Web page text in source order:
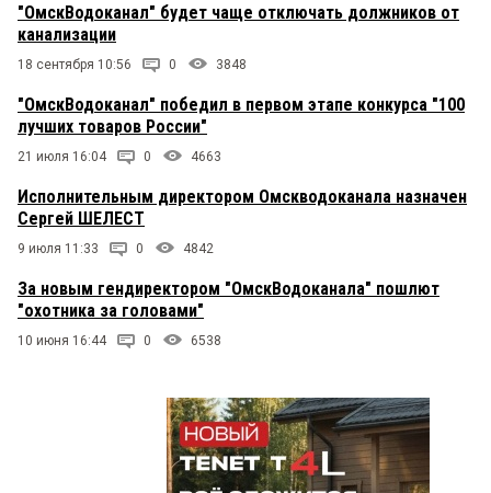
"ОмскВодоканал" будет чаще отключать должников от
канализации
18 сентября 10:56 0 3848
"ОмскВодоканал" победил в первом этапе конкурса "100
лучших товаров России"
21 июля 16:04 0 4663
Исполнительным директором Омскводоканала назначен
Сергей ШЕЛЕСТ
9 июля 11:33 0 4842
За новым гендиректором "ОмскВодоканала" пошлют
"охотника за головами"
10 июня 16:44 0 6538